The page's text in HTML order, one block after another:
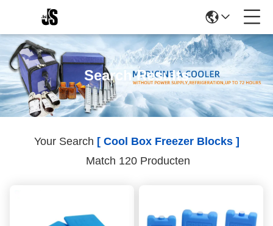
Search Results
Your Search [ Cool Box Freezer Blocks ]
Match 120 Producten